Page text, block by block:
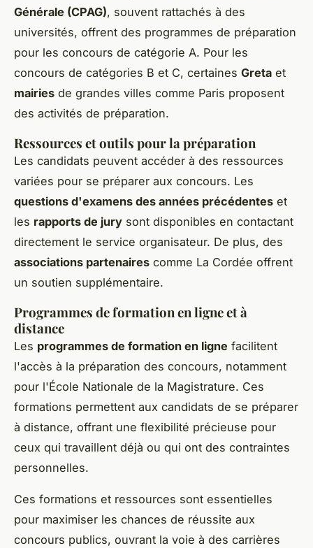
Générale (CPAG), souvent rattachés à des
universités, offrent des programmes de préparation
pour les concours de catégorie A. Pour les
concours de catégories B et C, certaines Greta et
mairies de grandes villes comme Paris proposent
des activités de préparation.
Ressources et outils pour la préparation
Les candidats peuvent accéder à des ressources
variées pour se préparer aux concours. Les
questions d'examens des années précédentes et
les rapports de jury sont disponibles en contactant
directement le service organisateur. De plus, des
associations partenaires comme La Cordée offrent
un soutien supplémentaire.
Programmes de formation en ligne et à
distance
Les programmes de formation en ligne facilitent
l'accès à la préparation des concours, notamment
pour l'École Nationale de la Magistrature. Ces
formations permettent aux candidats de se préparer
à distance, offrant une flexibilité précieuse pour
ceux qui travaillent déjà ou qui ont des contraintes
personnelles.
Ces formations et ressources sont essentielles
pour maximiser les chances de réussite aux
concours publics, ouvrant la voie à des carrières